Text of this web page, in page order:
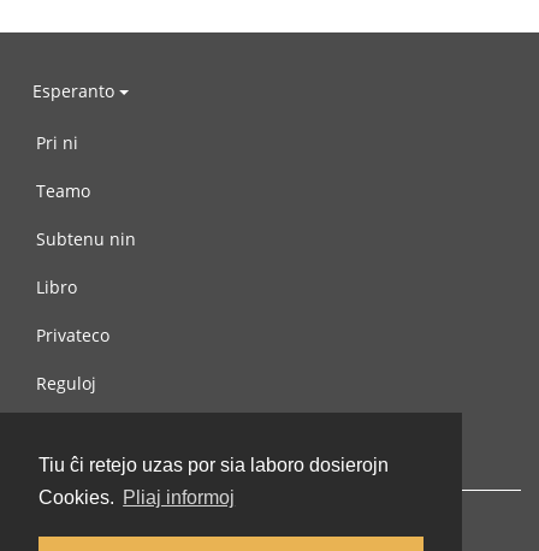
Tiu ĉi retejo uzas por sia laboro dosierojn
Cookies. Pliaj informoj
Esperanto
Pri ni
Teamo
Subtenu nin
Libro
Privateco
Reguloj